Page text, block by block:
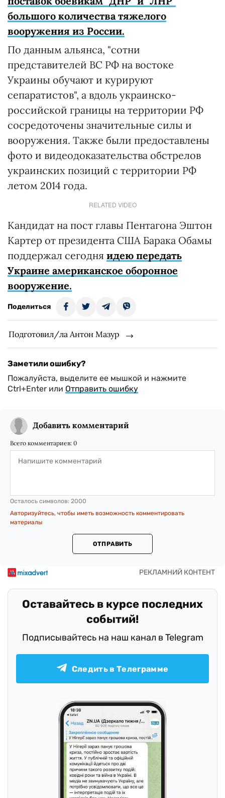
большого количества тяжелого
вооружения из России.
По данным альянса, "сотни
представителей ВС РФ на востоке
Украины обучают и курируют
сепаратистов", а вдоль украинско-
российской границы на территории РФ
сосредоточены значительные силы и
вооружения. Также были предоставлены
фото и видеодоказательства обстрелов
украинских позиций с территории РФ
летом 2014 года.
RELATED VIDEO
Кандидат на пост главы Пентагона Эштон
Картер от президента США Барака Обамы
поддержал сегодня идею передать
Украине американское оборонное
вооружение.
Поделиться
Подготовил/ла Антон Мазур
Заметили ошибку?
Пожалуйста, выделите ее мышкой и нажмите
Ctrl+Enter или Отправить ошибку
Добавить комментарий
Всего комментариев: 0
Осталось символов: 2000
Авторизуйтесь, чтобы иметь возможность комментировать
материалы
ОТПРАВИТЬ
Оставайтесь в курсе последних
событий!
Подписывайтесь на наш канал в Telegram
Следить в Телеграмме